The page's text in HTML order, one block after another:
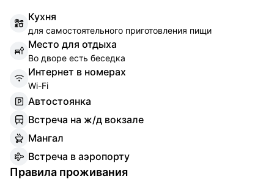
Кухня
для самостоятельного приготовления пищи
Место для отдыха
Во дворе есть беседка
Интернет в номерах
Wi-Fi
Автостоянка
Встреча на ж/д вокзале
Мангал
Встреча в аэропорту
Правила проживания